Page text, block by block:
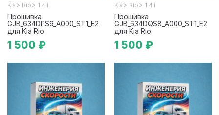
Kia > Rio > 1.4 i
Прошивка
GJB_634DPS9_A000_ST1_E2
для Kia Rio
1 500 ₽
Kia > Rio > 1.4 i
Прошивка
GJB_634DQS8_A000_ST1_E2
для Kia Rio
1 500 ₽